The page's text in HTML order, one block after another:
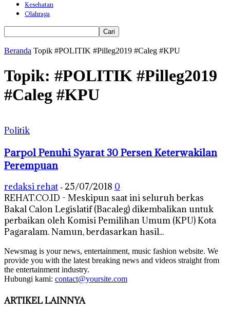
Kesehatan
Olahraga
Beranda Topik #POLITIK #Pilleg2019 #Caleg #KPU
Topik: #POLITIK #Pilleg2019
#Caleg #KPU
Politik
Parpol Penuhi Syarat 30 Persen Keterwakilan
Perempuan
redaksi rehat - 25/07/2018 0
REHAT.CO.ID - Meskipun saat ini seluruh berkas
Bakal Calon Legislatif (Bacaleg) dikembalikan untuk
perbaikan oleh Komisi Pemilihan Umum (KPU) Kota
Pagaralam. Namun, berdasarkan hasil...
Newsmag is your news, entertainment, music fashion website. We
provide you with the latest breaking news and videos straight from
the entertainment industry.
Hubungi kami: contact@yoursite.com
ARTIKEL LAINNYA